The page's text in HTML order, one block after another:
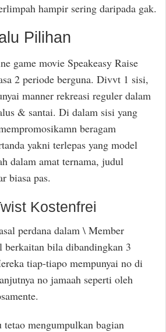
hampir sering daripada gak.
Pilihan
game movie Speakeasy Raise
2 periode berguna. Divvt 1 sisi,
manner rekreasi reguler dalam
& santai. Di dalam sisi yang
beragam
yakni terlepas yang model
dalam amat ternama, judul
biasa pas.
Kostenfrei
perdana dalam \ Member
berkaitan bila dibandingkan 3
tiap-tiapo mempunyai no di
no jamaah seperti oleh
mengumpulkan bagian